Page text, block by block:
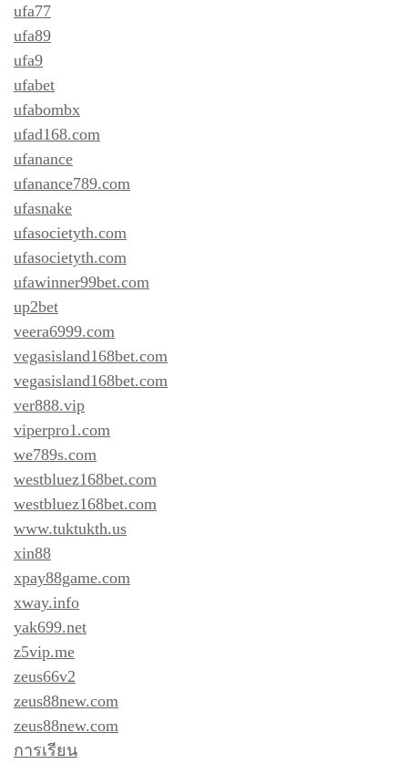
ufa77
ufa89
ufa9
ufabet
ufabombx
ufad168.com
ufanance
ufanance789.com
ufasnake
ufasocietyth.com
ufasocietyth.com
ufawinner99bet.com
up2bet
veera6999.com
vegasisland168bet.com
vegasisland168bet.com
ver888.vip
viperpro1.com
we789s.com
westbluez168bet.com
westbluez168bet.com
www.tuktukth.us
xin88
xpay88game.com
xway.info
yak699.net
z5vip.me
zeus66v2
zeus88new.com
zeus88new.com
การเรียน